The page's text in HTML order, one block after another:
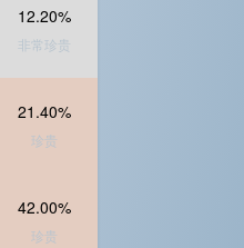
12.20%
非常珍贵
21.40%
珍贵
42.00%
珍贵